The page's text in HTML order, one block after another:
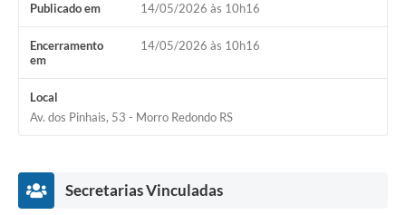
Galeria de Vídeos
Projetos
Links
R.H
SIC
Publicado em 14/05/2026 às 10h16
Encerramento
em
14/05/2026 às 10h16
Local
Av. dos Pinhais, 53 - Morro Redondo RS
Secretarias Vinculadas